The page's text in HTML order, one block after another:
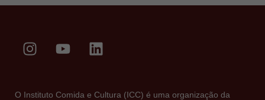
O Instituto Comida e Cultura (ICC) é uma organização da